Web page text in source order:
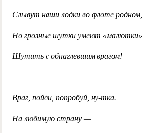
Слывут наши лодки во флоте родном,
Но грозные шутки умеют «малютки»
Шутить с обнаглевшим врагом!
Враг, пойди, попробуй, ну-тка.
На любимую страну —